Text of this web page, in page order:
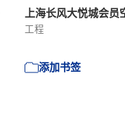
上海长风大悦城会
工程
添加书签